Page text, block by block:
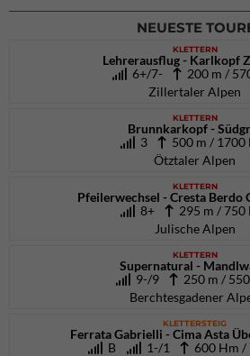
NEUESTE
KLETTERN
Lehrerausflug - Karlkopf
6+/7-
200 m /
Zillertaler Alpen
KLETTERN
Brunnkarkopf -
3
500 m / 1700
Ötztaler Alpen
KLETTERN
Pfeilerwechsel - Cresta Berdo
8+
295 m / 750
Julische Alpen
KLETTERN
Supernatural -
9-/9
250 m /
Berchtesgadener
KLETTERSTEIG
Ferrata Gabrielli - Cima Asta
B
1-/1 600 Hm /